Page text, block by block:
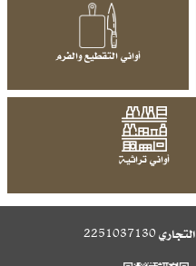
أواني التقطيع والفرم
أواني تراثية
2251037130